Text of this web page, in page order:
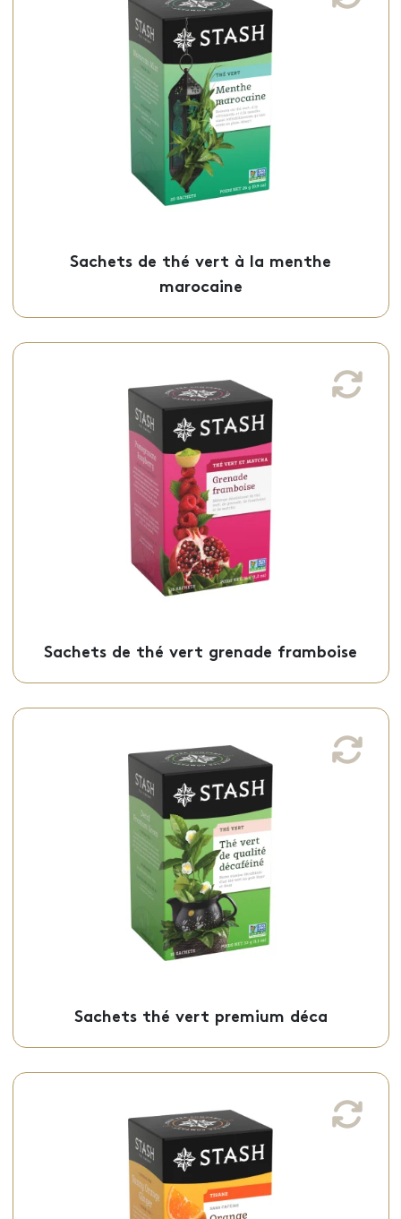
Sachets de thé vert à la menthe
marocaine
marocaine
Ce thé vert à la menthe marocaine, aux
notes de thé vert, de citronnelle et de
menthe fraîche, est offert en sachets
Sachets - 50-21115
Sachets de thé vert grenade framboise
Sachets de thé vert grenade framboise
Ce thé vert grenade framboise, au goût
fruité et acidulé, est offert en sachets
Sachets - 50-21524
Sachets thé vert premium déca
Sachets thé vert premium déca
Ce thé vert premium décaféiné, d’une
saveur unique herbeuse et végétale, est
offert en sachets individuels.
Sachets - 50-21526
Tisane orange gingembre au soleil
Cette tisane orange gingembre au soleil,
d’une saveur naturellement sucrée épicée
et avec une touche d’agrumes, est offert